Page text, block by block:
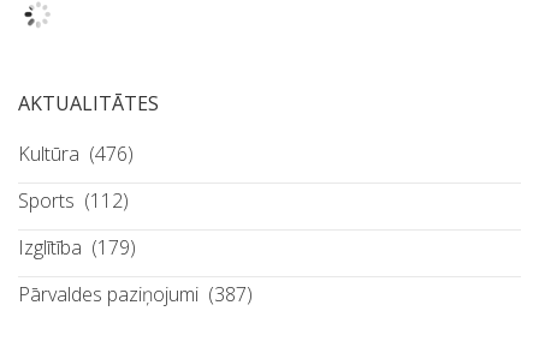
AKTUALITĀTES
Kultūra (476)
Sports (112)
Izglītība (179)
Pārvaldes paziņojumi (387)